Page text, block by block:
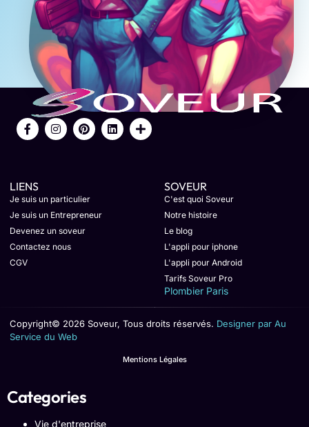
LIENS
Je suis un particulier
Je suis un Entrepreneur
Devenez un soveur
Contactez nous
CGV
SOVEUR
C'est quoi Soveur
Notre histoire
Le blog
L'appli pour iphone
L'appli pour Android
Tarifs Soveur Pro
Plombier Paris
Copyright© 2026 Soveur, Tous droits réservés. Designer par Au
Service du Web
Mentions Légales
Categories
Vie d'entreprise